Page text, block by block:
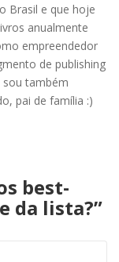
Brasil e que hoje
anualmente
empreendedor
de publishing
sou também
pai de família :)
best-
da lista?”